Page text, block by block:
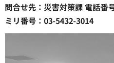
問合せ先：災害対策課 電話番
ミリ番号：03-5432-3014